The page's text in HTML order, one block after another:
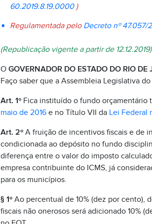
60.2019.8.19.0000)
Regulamentada pelo Decreto nº 47.057/
(Republicação vigente a partir de 12.12.2019)
O GOVERNADOR DO ESTADO DO RIO DE
Faço saber que a Assembleia Legislativa
Art. 1º Fica instituído o fundo orçamentário
maio de 2016e no Título VII da Lei Federal
Art. 2ºA fruição de incentivos fiscais e de
condicionada ao depósito no fundo
diferença entre o valor do imposto
empresa contribuinte do ICMS, já
para os municípios.
§ 1ºAo percentual de 10% (dez por cento),
fiscais não onerosos será adicionado 10%